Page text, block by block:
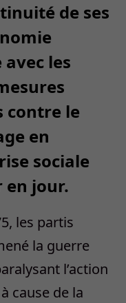
de ses
les
contre le
en
sociale
en jour.
les partis
la guerre
l’action
cause de la